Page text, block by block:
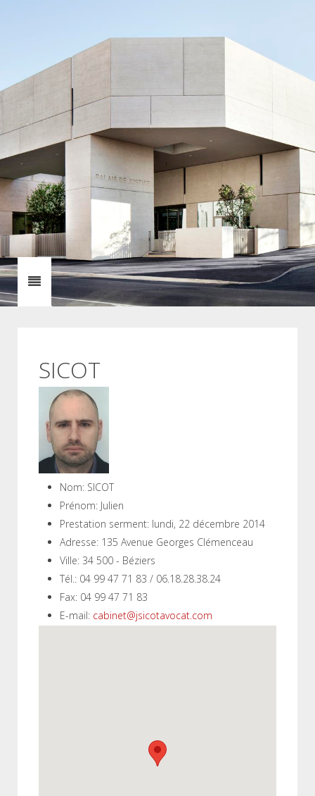
SICOT
Nom: SICOT
Prénom: Julien
Prestation serment: lundi, 22 décembre 2014
Adresse: 135 Avenue Georges Clémenceau
Ville: 34 500 - Béziers
Tél.: 04 99 47 71 83 / 06.18.28.38.24
Fax: 04 99 47 71 83
E-mail: cabinet@jsicotavocat.com